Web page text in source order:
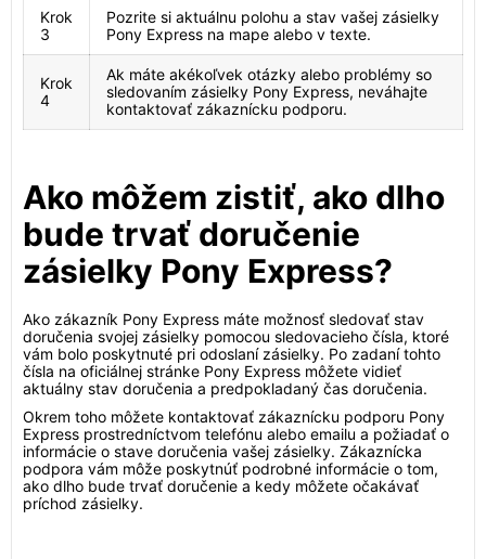
Krok
3
Pozrite si aktuálnu polohu a stav vašej zásielky
Pony Express na mape alebo v texte.
Krok
4
Ak máte akékoľvek otázky alebo problémy so
sledovaním zásielky Pony Express, neváhajte
kontaktovať zákaznícku podporu.
Ako môžem zistiť, ako dlho
bude trvať doručenie
zásielky Pony Express?
Ako zákazník Pony Express máte možnosť sledovať stav
doručenia svojej zásielky pomocou sledovacieho čísla, ktoré
vám bolo poskytnuté pri odoslaní zásielky. Po zadaní tohto
čísla na oficiálnej stránke Pony Express môžete vidieť
aktuálny stav doručenia a predpokladaný čas doručenia.
Okrem toho môžete kontaktovať zákaznícku podporu Pony
Express prostredníctvom telefónu alebo emailu a požiadať o
informácie o stave doručenia vašej zásielky. Zákaznícka
podpora vám môže poskytnúť podrobné informácie o tom,
ako dlho bude trvať doručenie a kedy môžete očakávať
príchod zásielky.